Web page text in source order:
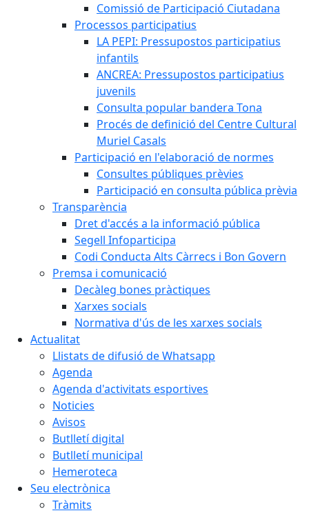
Comissió de Participació Ciutadana
Processos participatius
LA PEPI: Pressupostos participatius
infantils
ANCREA: Pressupostos participatius
juvenils
Consulta popular bandera Tona
Procés de definició del Centre Cultural
Muriel Casals
Participació en l'elaboració de normes
Consultes públiques prèvies
Participació en consulta pública prèvia
Transparència
Dret d'accés a la informació pública
Segell Infoparticipa
Codi Conducta Alts Càrrecs i Bon Govern
Premsa i comunicació
Decàleg bones pràctiques
Xarxes socials
Normativa d'ús de les xarxes socials
Actualitat
Llistats de difusió de Whatsapp
Agenda
Agenda d'activitats esportives
Noticies
Avisos
Butlletí digital
Butlletí municipal
Hemeroteca
Seu electrònica
Tràmits